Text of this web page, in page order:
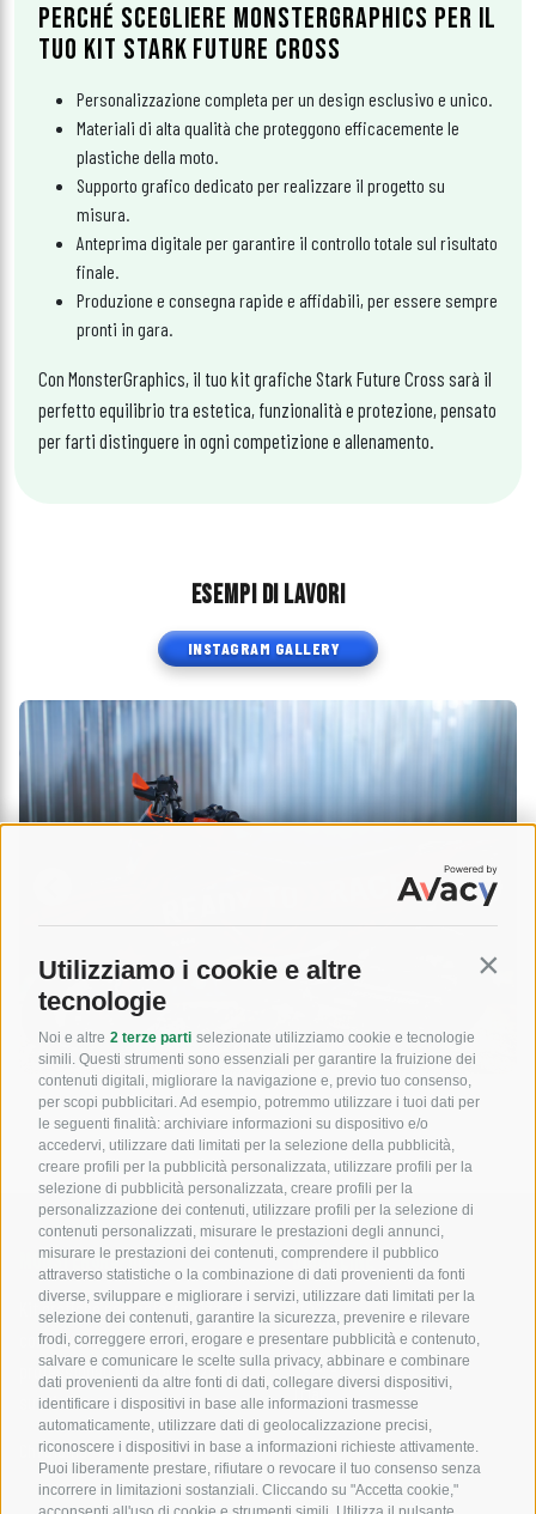
Utilizziamo i cookie e altre
tecnologie
Noi e altre 2 terze parti selezionate utilizziamo cookie e tecnologie
simili. Questi strumenti sono essenziali per garantire la fruizione dei
contenuti digitali, migliorare la navigazione e, previo tuo consenso,
per scopi pubblicitari. Ad esempio, potremmo utilizzare i tuoi dati per
le seguenti finalità: archiviare informazioni su dispositivo e/o
accedervi, utilizzare dati limitati per la selezione della pubblicità,
creare profili per la pubblicità personalizzata, utilizzare profili per la
selezione di pubblicità personalizzata, creare profili per la
personalizzazione dei contenuti, utilizzare profili per la selezione di
contenuti personalizzati, misurare le prestazioni degli annunci,
misurare le prestazioni dei contenuti, comprendere il pubblico
attraverso statistiche o la combinazione di dati provenienti da fonti
diverse, sviluppare e migliorare i servizi, utilizzare dati limitati per la
selezione dei contenuti, garantire la sicurezza, prevenire e rilevare
frodi, correggere errori, erogare e presentare pubblicità e contenuto,
salvare e comunicare le scelte sulla privacy, abbinare e combinare
dati provenienti da altre fonti di dati, collegare diversi dispositivi,
identificare i dispositivi in base alle informazioni trasmesse
automaticamente, utilizzare dati di geolocalizzazione precisi,
riconoscere i dispositivi in base a informazioni richieste attivamente.
Puoi liberamente prestare, rifiutare o revocare il tuo consenso senza
incorrere in limitazioni sostanziali. Cliccando su "Accetta cookie,"
PERCHÉ SCEGLIERE MONSTERGRAPHICS PER IL
TUO KIT STARK FUTURE CROSS
Personalizzazione completa per un design esclusivo e unico.
Materiali di alta qualità che proteggono efficacemente le
plastiche della moto.
Supporto grafico dedicato per realizzare il progetto su
misura.
Anteprima digitale per garantire il controllo totale sul risultato
finale.
Produzione e consegna rapide e affidabili, per essere sempre
pronti in gara.
Con MonsterGraphics, il tuo kit grafiche Stark Future Cross sarà il
perfetto equilibrio tra estetica, funzionalità e protezione, pensato
per farti distinguere in ogni competizione e allenamento.
ESEMPI DI LAVORI
INSTAGRAM GALLERY
MONSTERGRAPHICS
Kit grafiche per moto, realizzati
con materiali premium, stampe
professionali e personalizzazioni
su misura.
Chi Siamo
DISCIPLINE
Cross
Enduro
Motard
Trial